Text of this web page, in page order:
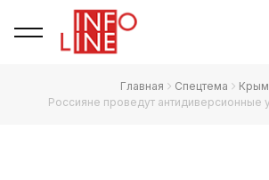
Главная Спецтема
Крым
Россияне проведут антидиверсионные